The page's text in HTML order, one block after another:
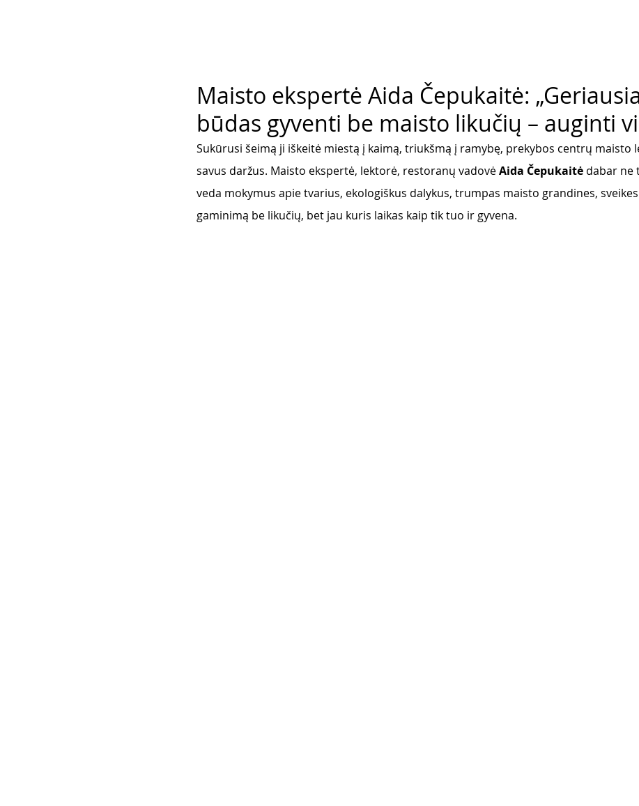
Maisto ekspertė Aida Čepukaitė:
būdas gyventi be maisto likučių – auginti
Sukūrusi šeimą ji iškeitė miestą į kaimą, triukšmą į ramybę, prekybos centrų maisto
savus daržus. Maisto ekspertė, lektorė, restoranų vadovė Aida Čepukaitė dabar ne
veda mokymus apie tvarius, ekologiškus dalykus, trumpas maisto grandines,
gaminimą be likučių, bet jau kuris laikas kaip tik tuo ir gyvena.